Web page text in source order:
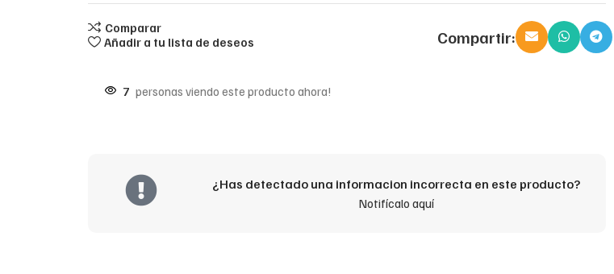
Comparar
Añadir a tu lista de deseos
Compartir:
7 personas viendo este producto ahora!
¿Has detectado una informacion incorrecta en este producto?
Notifícalo aquí